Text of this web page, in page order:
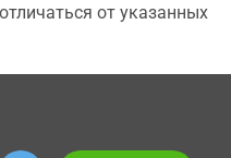
от указанных